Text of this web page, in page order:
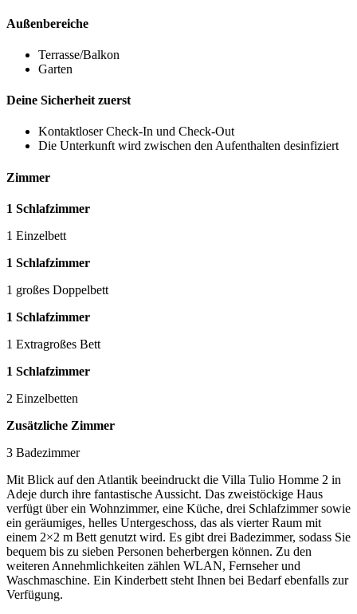
Außenbereiche
Terrasse/Balkon
Garten
Deine Sicherheit zuerst
Kontaktloser Check-In und Check-Out
Die Unterkunft wird zwischen den Aufenthalten desinfiziert
Zimmer
1 Schlafzimmer
1 Einzelbett
1 Schlafzimmer
1 großes Doppelbett
1 Schlafzimmer
1 Extragroßes Bett
1 Schlafzimmer
2 Einzelbetten
Zusätzliche Zimmer
3 Badezimmer
Mit Blick auf den Atlantik beeindruckt die Villa Tulio Homme 2 in
Adeje durch ihre fantastische Aussicht. Das zweistöckige Haus
verfügt über ein Wohnzimmer, eine Küche, drei Schlafzimmer sowie
ein geräumiges, helles Untergeschoss, das als vierter Raum mit
einem 2×2 m Bett genutzt wird. Es gibt drei Badezimmer, sodass Sie
bequem bis zu sieben Personen beherbergen können. Zu den
weiteren Annehmlichkeiten zählen WLAN, Fernseher und
Waschmaschine. Ein Kinderbett steht Ihnen bei Bedarf ebenfalls zur
Verfügung.